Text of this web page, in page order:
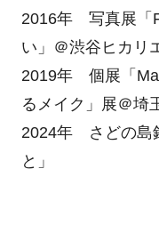
2016年 写真展「
い」＠渋谷ヒカリ
2019年 個展「
るメイク」展＠埼
2024年 さどの島
と」